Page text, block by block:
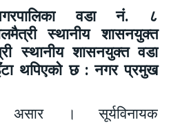
वडा नं. ८
स्थानीय शासनयुक्त
स्थानीय शासनयुक्त वडा
थपिएको छ : नगर प्रमुख
। सूर्यविनायक